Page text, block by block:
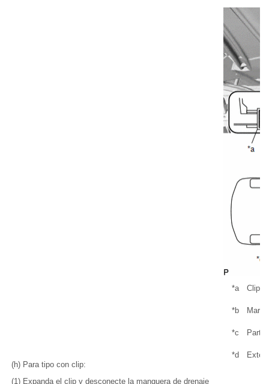
(h) Para tipo con clip:
(1) Expanda el clip y desconecte la manguera de drenaje
*a Clip
*b Marca
*c Parte
*d